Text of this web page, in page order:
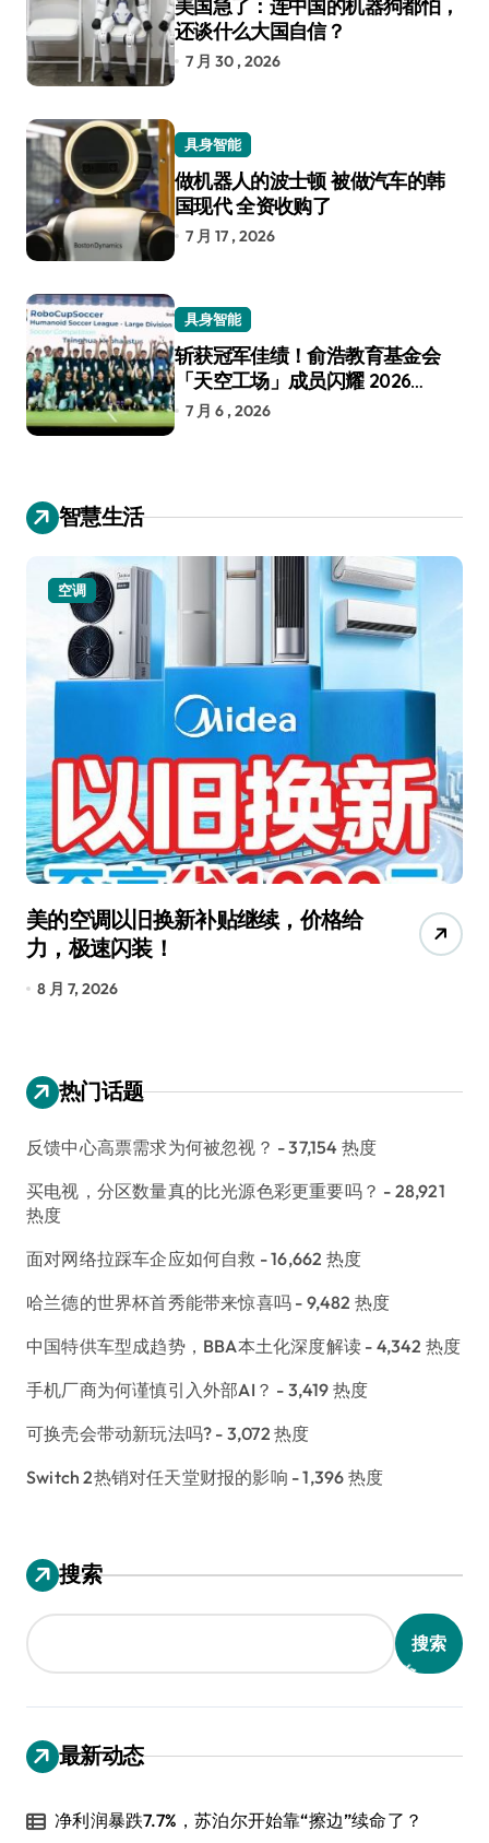
美国急了：连中国的机器狗都怕，
还谈什么大国自信？
7 月 30 , 2026
具身智能
做机器人的波士顿 被做汽车的韩
国现代 全资收购了
7 月 17 , 2026
具身智能
斩获冠军佳绩！俞浩教育基金会
「天空工场」成员闪耀 2026
RoboCup 机器人世界杯
7 月 6 , 2026
智慧生活
空调
美的空调以旧换新补贴继续，价格给
力，极速闪装！
8 月 7, 2026
热门话题
反馈中心高票需求为何被忽视？ - 37,154 热度
买电视，分区数量真的比光源色彩更重要吗？ - 28,921
热度
面对网络拉踩车企应如何自救 - 16,662 热度
哈兰德的世界杯首秀能带来惊喜吗 - 9,482 热度
中国特供车型成趋势，BBA本土化深度解读 - 4,342 热度
手机厂商为何谨慎引入外部AI？ - 3,419 热度
可换壳会带动新玩法吗? - 3,072 热度
Switch 2热销对任天堂财报的影响 - 1,396 热度
搜索
搜索
最新动态
净利润暴跌7.7%，苏泊尔开始靠“擦边”续命了？